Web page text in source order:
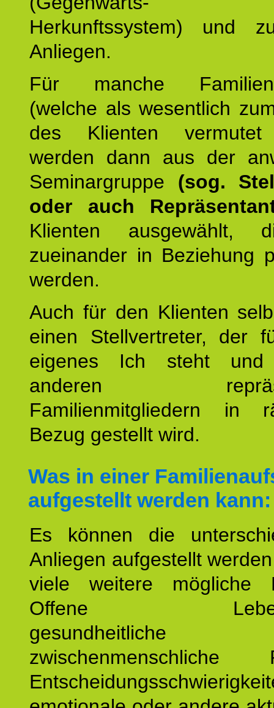
Herkunftssystem) und
Anliegen.
Für manche
(welche als wesentlich
des Klienten vermutet
werden dann aus der
Seminargruppe (sog.
oder auch
Klienten ausgewählt,
zueinander in Beziehung
werden.
Auch für den Klienten
einen Stellvertreter, der
eigenes Ich steht
anderen
Familienmitgliedern in
Bezug gestellt wird.
Was in einer
aufgestellt werden kann:
Es können die
Anliegen aufgestellt
viele weitere mögliche
Offene
zwischenmenschliche